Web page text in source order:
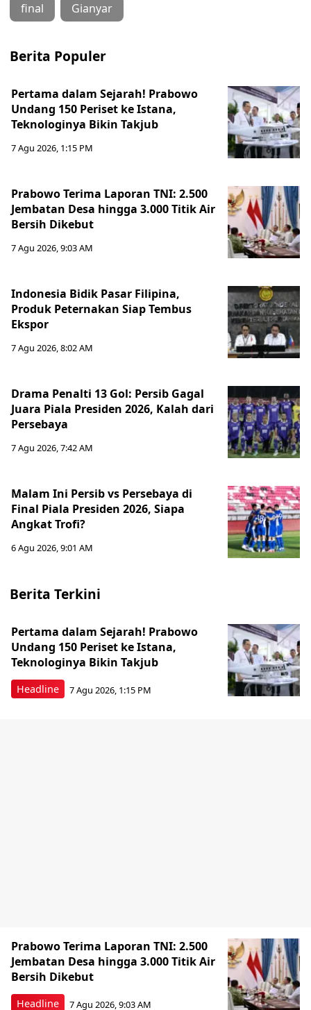
final Gianyar
Berita Populer
Pertama dalam Sejarah! Prabowo
Undang 150 Periset ke Istana,
Teknologinya Bikin Takjub
7 Agu 2026, 1:15 PM
Prabowo Terima Laporan TNI: 2.500
Jembatan Desa hingga 3.000 Titik Air
Bersih Dikebut
7 Agu 2026, 9:03 AM
Indonesia Bidik Pasar Filipina,
Produk Peternakan Siap Tembus
Ekspor
7 Agu 2026, 8:02 AM
Drama Penalti 13 Gol: Persib Gagal
Juara Piala Presiden 2026, Kalah dari
Persebaya
7 Agu 2026, 7:42 AM
Malam Ini Persib vs Persebaya di
Final Piala Presiden 2026, Siapa
Angkat Trofi?
6 Agu 2026, 9:01 AM
Berita Terkini
Headline
Pertama dalam Sejarah! Prabowo
Undang 150 Periset ke Istana,
Teknologinya Bikin Takjub
7 Agu 2026, 1:15 PM
Headline
Prabowo Terima Laporan TNI: 2.500
Jembatan Desa hingga 3.000 Titik Air
Bersih Dikebut
7 Agu 2026, 9:03 AM